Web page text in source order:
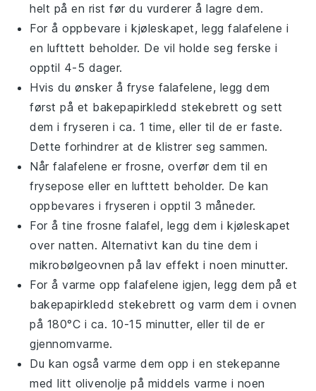
helt på en rist før du vurderer å lagre dem.
For å oppbevare i kjøleskapet, leggfalafelene i
en lufttett beholder. De vil holde seg ferske i
opptil 4-5 dager.
Hvis du ønsker å fryse falafelene, legg dem
først på et bakepapirkledd stekebrett og sett
dem i fryseren i ca. 1 time, eller til de er faste.
Dette forhindrer at de klistrer seg sammen.
Nårfalafelene er frosne, overfør dem til en
frysepose eller en lufttett beholder. De kan
oppbevares i fryseren i opptil 3 måneder.
For å tine frosnefalafel, legg dem i kjøleskapet
over natten. Alternativt kan du tine dem i
mikrobølgeovnen på lav effekt i noen minutter.
For å varme oppfalafelene igjen, legg dem på et
bakepapirkledd stekebrett og varm dem i ovnen
på 180°C i ca. 10-15 minutter, eller til de er
gjennomvarme.
Du kan også varme dem opp i en stekepanne
med litt olivenolje på middels varme i noen